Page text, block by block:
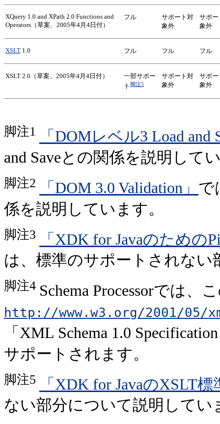
XQuery 1.0 and XPath 2.0 Functions and
Operators（草案、2005年4月4日付）
フル
サポート対
象外
サポー
象外
XSLT 1.0 フル フル フル
XSLT 2.0（草案、2005年4月4日付）
一部サポー
ト 脚注5
サポート対
象外
サポー
象外
脚注1
「DOMレベル3 Load and
and Saveとの関係を説明して
脚注2 「DOM 3.0 Validation」 で
係を説明しています。
脚注3
「XDK for Javaのための
は、標準のサポートされな
脚注4 Schema Processorでは、
http://www.w3.org/2001/05/
「XML Schema 1.0
サポートされます。
脚注5
「XDK for JavaのXSLT標
ない部分について説明してい